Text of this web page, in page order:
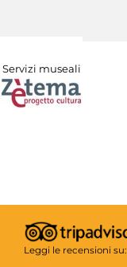
Servizi museali
Leggi le recensioni su: